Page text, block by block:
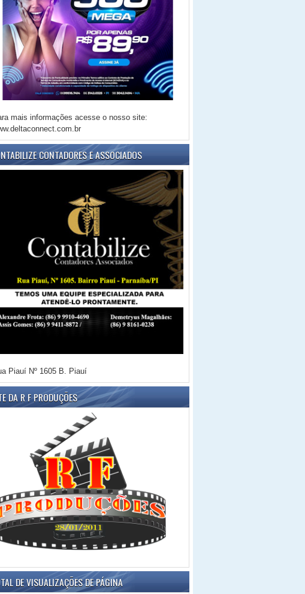
mais informações acesse o nosso site:
CONTADORES E ASSOCIADOS
Piauí Nº 1605 B. Piauí
DA R F PRODUÇÕES
DE VISUALIZAÇÕES DE PÁGINA